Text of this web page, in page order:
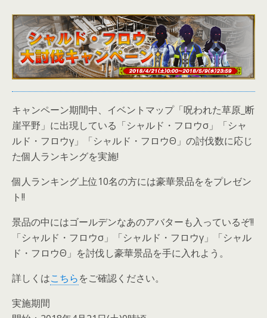
キャンペーン期間中、イベントマップ「呪われた草原_断
崖平野」に出現している「シャルド・フロウσ」「シャ
ルド・フロウγ」「シャルド・フロウΘ」の討伐数に応じ
た個人ランキングを実施!
個人ランキング上位10名の方には豪華景品ををプレゼン
ト!!
景品の中にはゴールデンなあのアバターも入っているぞ!!
「シャルド・フロウσ」「シャルド・フロウγ」「シャル
ド・フロウΘ」を討伐し豪華景品を手に入れよう。
詳しくはこちらをご確認ください。
実施期間